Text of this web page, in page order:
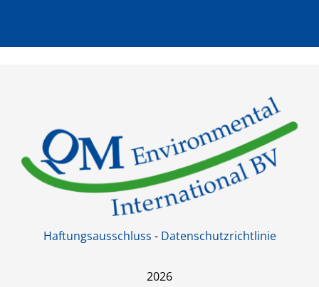
Haftungsausschluss - Datenschutzrichtlinie
2026